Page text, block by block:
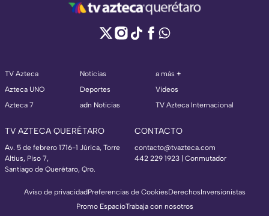
TV Azteca
Azteca UNO
Azteca 7
Noticias
Deportes
adn Noticias
a más +
Videos
TV Azteca Internacional
TV AZTECA QUERÉTARO
Av. 5 de febrero 1716-1 Júrica, Torre
Altius, Piso 7,
Santiago de Querétaro, Qro.
CONTACTO
contacto@tvazteca.com
442 229 1923 | Conmutador
Aviso de privacidadPreferencias de CookiesDerechosInversionistas
Promo EspacioTrabaja con nosotros